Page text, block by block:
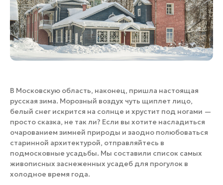
Банные комплексы
Горнолыжные клубы
Спецпроекты
Инвестиционный портал
Федоскинская фабрика
Золотое кольцо России
Войти
Инвесторам
Особо охраняемые
природные территории
В Московскую область, наконец, пришла настоящая
русская зима. Морозный воздух чуть щиплет лицо,
белый снег искрится на солнце и хрустит под ногами —
просто сказка, не так ли? Если вы хотите насладиться
очарованием зимней природы и заодно полюбоваться
старинной архитектурой, отправляйтесь в
подмосковные усадьбы. Мы составили список самых
живописных заснеженных усадеб для прогулок в
холодное время года.